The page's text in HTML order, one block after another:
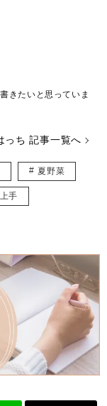
きたいと思っていま
っち 記事一覧へ
夏野菜
手